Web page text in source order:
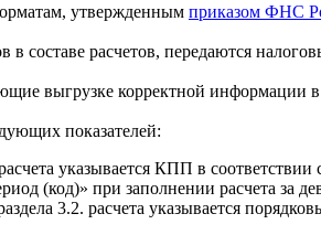
утвержденным приказом ФНС
в составе расчетов, передаются
выгрузке корректной информации
показателей:
указывается КПП в
(код)» при заполнении расчета за
3.2. расчета указывается